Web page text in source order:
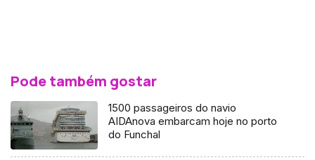
Pode também gostar
1500 passageiros do navio
AIDAnova embarcam hoje no porto
do Funchal